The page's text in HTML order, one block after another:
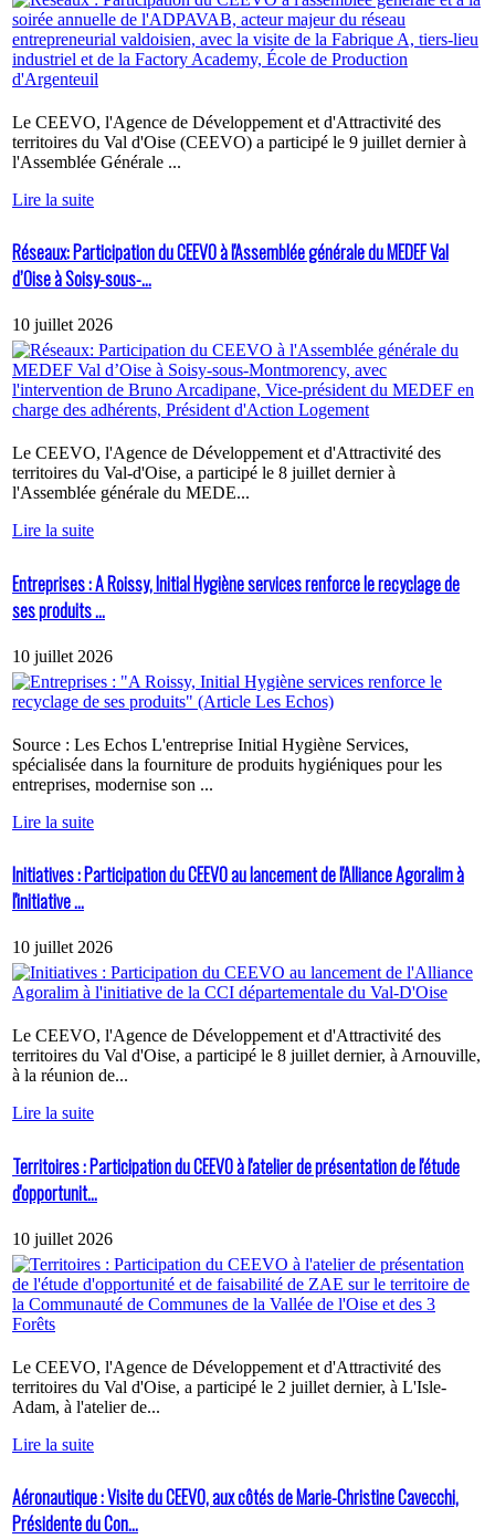
Le CEEVO, l'Agence de Développement et d'Attractivité des
territoires du Val d'Oise (CEEVO) a participé le 9 juillet dernier à
l'Assemblée Générale ...
Lire la suite
Réseaux: Participation du CEEVO à l'Assemblée générale du MEDEF Val
d’Oise à Soisy-sous-...
10 juillet 2026
Le CEEVO, l'Agence de Développement et d'Attractivité des
territoires du Val-d'Oise, a participé le 8 juillet dernier à
l'Assemblée générale du MEDE...
Lire la suite
Entreprises : A Roissy, Initial Hygiène services renforce le recyclage de
ses produits ...
10 juillet 2026
Source : Les Echos L'entreprise Initial Hygiène Services,
spécialisée dans la fourniture de produits hygiéniques pour les
entreprises, modernise son ...
Lire la suite
Initiatives : Participation du CEEVO au lancement de l'Alliance Agoralim à
l'initiative ...
10 juillet 2026
Le CEEVO, l'Agence de Développement et d'Attractivité des
territoires du Val d'Oise, a participé le 8 juillet dernier, à Arnouville,
à la réunion de...
Lire la suite
Territoires : Participation du CEEVO à l'atelier de présentation de l'étude
d'opportunit...
10 juillet 2026
Le CEEVO, l'Agence de Développement et d'Attractivité des
territoires du Val d'Oise, a participé le 2 juillet dernier, à L'Isle-
Adam, à l'atelier de...
Lire la suite
Aéronautique : Visite du CEEVO, aux côtés de Marie-Christine Cavecchi,
Présidente du Con...